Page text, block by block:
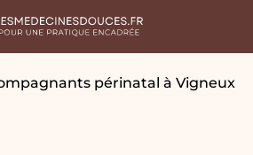
périnatal à Vigneux